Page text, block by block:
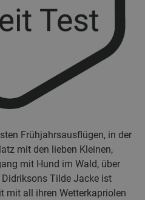
Frühjahrsausflügen, in der
mit den lieben Kleinen,
mit Hund im Wald, über
Tilde Jacke ist
mit all ihren Wetterkapriolen